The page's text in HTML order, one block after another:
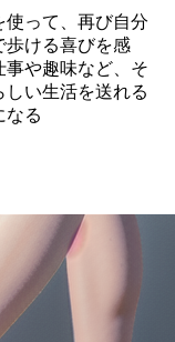
使って、再び自分
歩ける喜びを感
事や趣味など、そ
しい生活を送れる
なる